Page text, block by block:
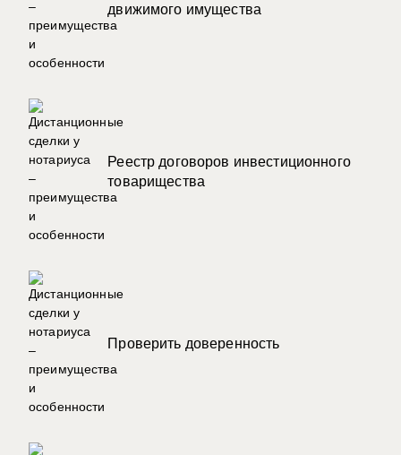
движимого имущества
Реестр договоров инвестиционного
товарищества
Проверить доверенность